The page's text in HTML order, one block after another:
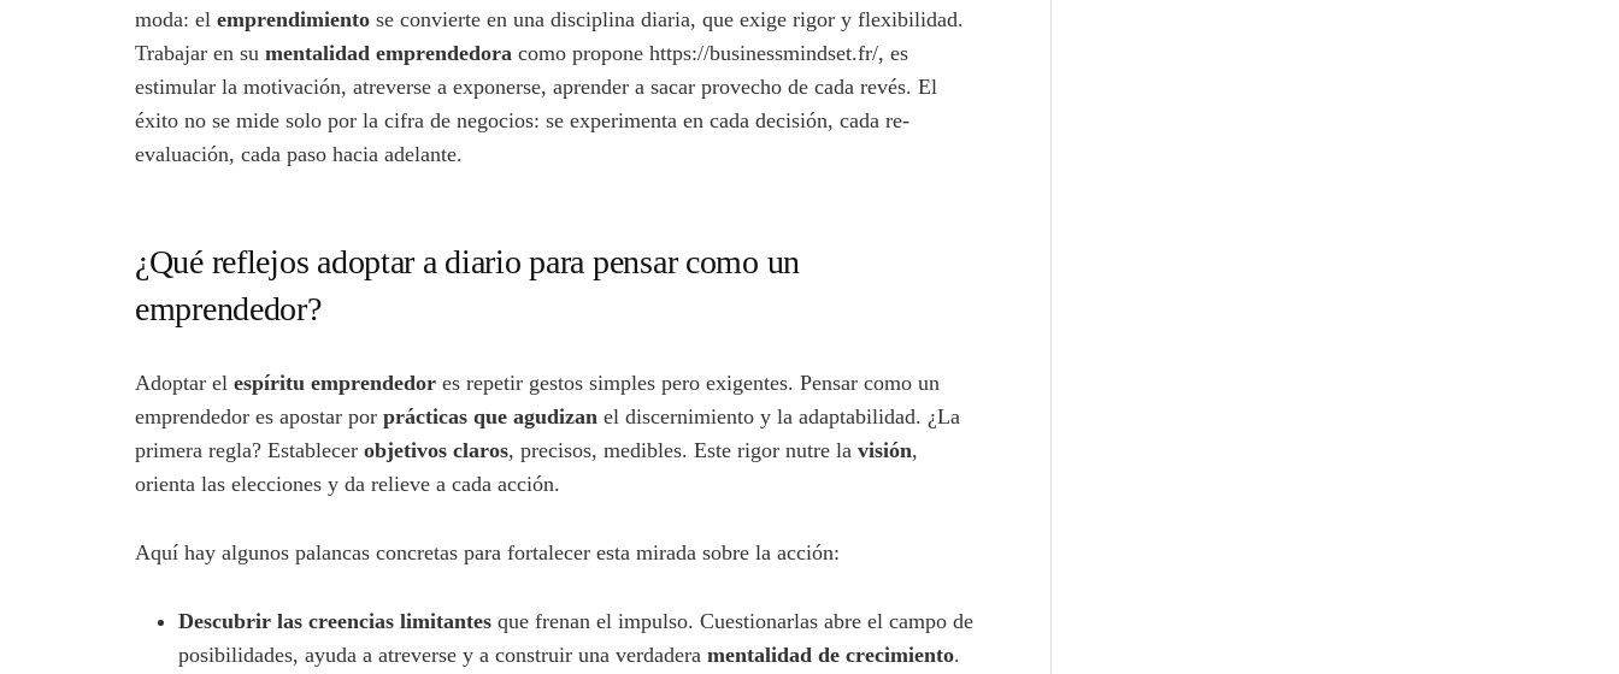
moda: el emprendimiento se convierte en una disciplina diaria, que exige rigor y flexibilidad.
Trabajar en su mentalidad emprendedora como propone https://businessmindset.fr/, es
estimular la motivación, atreverse a exponerse, aprender a sacar provecho de cada revés. El
éxito no se mide solo por la cifra de negocios: se experimenta en cada decisión, cada re-
evaluación, cada paso hacia adelante.
¿Qué reflejos adoptar a diario para pensar como un
emprendedor?
Adoptar el espíritu emprendedor es repetir gestos simples pero exigentes. Pensar como un
emprendedor es apostar por prácticas que agudizan el discernimiento y la adaptabilidad. ¿La
primera regla? Establecer objetivos claros, precisos, medibles. Este rigor nutre la visión,
orienta las elecciones y da relieve a cada acción.
Aquí hay algunos palancas concretas para fortalecer esta mirada sobre la acción:
Descubrir las creencias limitantes que frenan el impulso. Cuestionarlas abre el campo de
posibilidades, ayuda a atreverse y a construir una verdadera mentalidad de crecimiento.